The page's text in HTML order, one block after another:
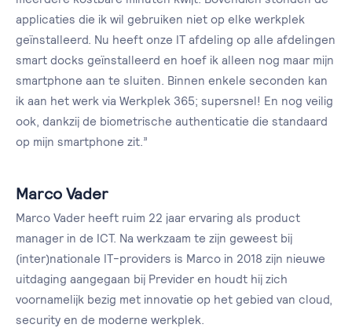
applicaties die ik wil gebruiken niet op elke werkplek
geïnstalleerd. Nu heeft onze IT afdeling op alle afdelingen
smart docks geïnstalleerd en hoef ik alleen nog maar mijn
smartphone aan te sluiten. Binnen enkele seconden kan
ik aan het werk via Werkplek 365; supersnel! En nog veilig
ook, dankzij de biometrische authenticatie die standaard
op mijn smartphone zit.”
Marco Vader
Marco Vader heeft ruim 22 jaar ervaring als product
manager in de ICT. Na werkzaam te zijn geweest bij
(inter)nationale IT-providers is Marco in 2018 zijn nieuwe
uitdaging aangegaan bij Previder en houdt hij zich
voornamelijk bezig met innovatie op het gebied van cloud,
security en de moderne werkplek.